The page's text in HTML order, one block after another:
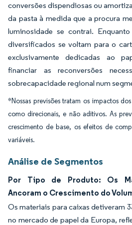
conversões dispendiosas ou
da pasta à medida que a procura
luminosidade se contrai.
diversificados se voltam para o
exclusivamente dedicadas ao
financiar as reconversões
sobrecapacidade regional num
*Nossas previsões tratam os impactos
como direcionais, e não aditivos. As
crescimento de base, os efeitos de
variáveis.
Análise de Segmentos
Por Tipo de Produto: Os
Ancoram o Crescimento do
Os materiais para caixas detiveram
no mercado de papel da Europa,